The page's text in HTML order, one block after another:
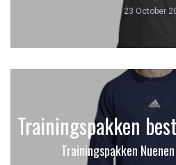
23 October
Trainingspakken
Trainingspakken